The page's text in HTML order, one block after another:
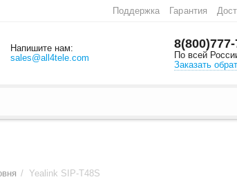
Поддержка Гарантия
Напишите нам:
sales@all4tele.com
По всей
Заказать
/ Yealink SIP-T48S